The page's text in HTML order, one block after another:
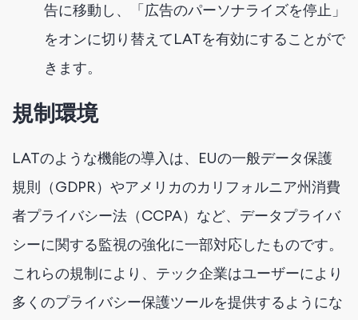
告に移動し、「広告のパーソナライズを停止」
をオンに切り替えてLATを有効にすることがで
きます。
規制環境
LATのような機能の導入は、EUの一般データ保護
規則（GDPR）やアメリカのカリフォルニア州消費
者プライバシー法（CCPA）など、データプライバ
シーに関する監視の強化に一部対応したものです。
これらの規制により、テック企業はユーザーにより
多くのプライバシー保護ツールを提供するようにな